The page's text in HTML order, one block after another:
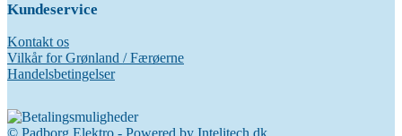
Kundeservice
Kontakt os
Vilkår for Grønland / Færøerne
Handelsbetingelser
© Padborg Elektro - Powered by Intelitech.dk